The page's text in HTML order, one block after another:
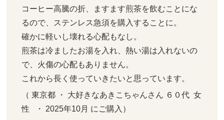
コーヒー高騰の折、ますます煎茶を飲むことにな
るので、ステンレス急須を購入することに。
確かに軽いし壊れる心配もなし。
煎茶は冷ましたお湯を入れ、熱い湯は入れないの
で、火傷の心配もありません。
これから長く使っていきたいと思っています。
（ 東京都 ・ 大好きなあきこちゃんさん ６０代  女
性   ・ 2025年10月 にご購入）